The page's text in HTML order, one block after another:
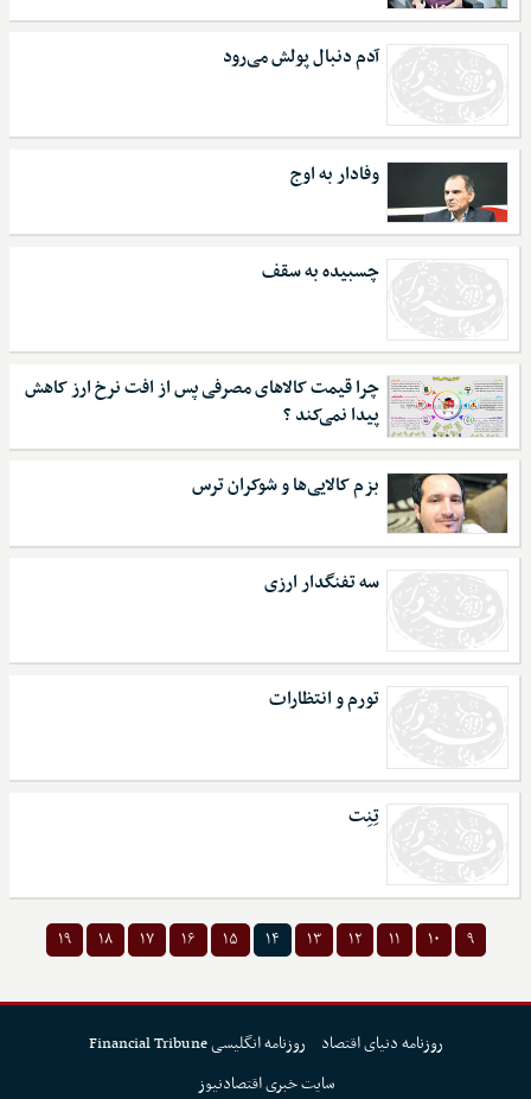
آدم دنبال پولش می‌رود
وفادار به اوج
چسبیده به سقف
چرا قیمت کالاهای مصرفی پس از افت نرخ ارز کاهش
پیدا نمی‌کند ؟
بزم کالایی‌ها و شوکران ترس
سه تفنگدار ارزی
تورم و انتظارات
تِنِت
۹ ۱۰ ۱۱ ۱۲ ۱۳ ۱۴ ۱۵ ۱۶ ۱۷ ۱۸ ۱۹
روزنامه دنیای اقتصاد
روزنامه انگلیسی Financial Tribune
سایت خبری اقتصادنیوز